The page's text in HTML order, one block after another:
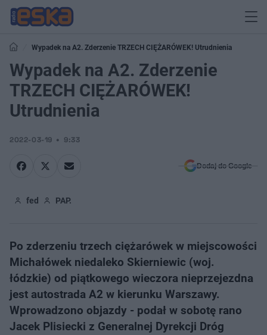
Wypadek na A2. Zderzenie TRZECH CIĘŻARÓWEK! Utrudnienia
Wypadek na A2. Zderzenie
TRZECH CIĘŻARÓWEK!
Utrudnienia
2022-03-19 9:33
Dodaj do Google
fed PAP.
Po zderzeniu trzech ciężarówek w miejscowości
Michałówek niedaleko Skierniewic (woj.
łódzkie) od piątkowego wieczora nieprzejezdna
jest autostrada A2 w kierunku Warszawy.
Wprowadzono objazdy - podał w sobotę rano
Jacek Plisiecki z Generalnej Dyrekcji Dróg